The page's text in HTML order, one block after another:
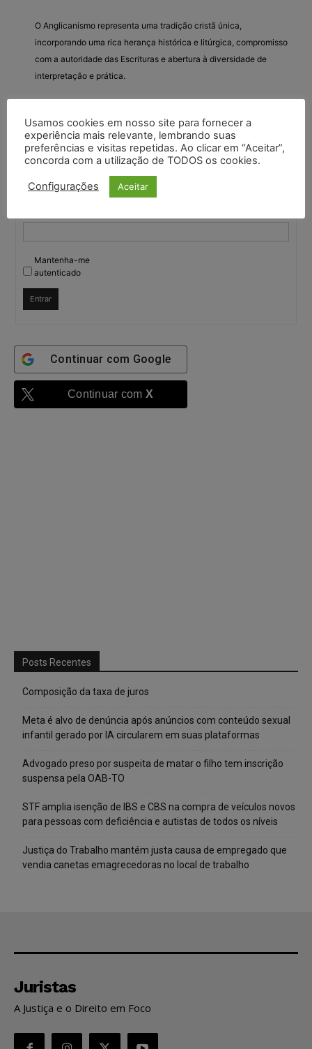
O Anglicanismo representa uma tradição cristã única,
incorporando uma rica herança histórica e litúrgica, compromisso
com a autoridade das Escrituras e abertura à diversidade de
interpretação e prática.
Você deve fazer login para responder a este tópico.
Mantenha-me
autenticado
Entrar
Continuar com Google
Continuar com X
Posts Recentes
Composição da taxa de juros
Meta é alvo de denúncia após anúncios com conteúdo sexual
infantil gerado por IA circularem em suas plataformas
Advogado preso por suspeita de matar o filho tem inscrição
suspensa pela OAB-TO
STF amplia isenção de IBS e CBS na compra de veículos novos
para pessoas com deficiência e autistas de todos os níveis
Justiça do Trabalho mantém justa causa de empregado que
vendia canetas emagrecedoras no local de trabalho
Juristas
A Justiça e o Direito em Foco
Usamos cookies em nosso site para fornecer a
experiência mais relevante, lembrando suas
preferências e visitas repetidas. Ao clicar em “Aceitar”,
concorda com a utilização de TODOS os cookies.
Configurações Aceitar